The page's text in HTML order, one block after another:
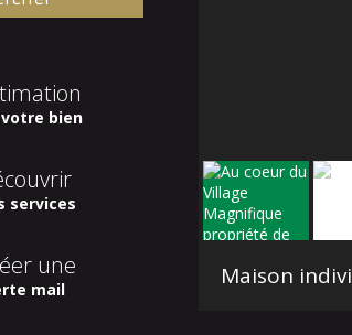
bien
services
une
mail